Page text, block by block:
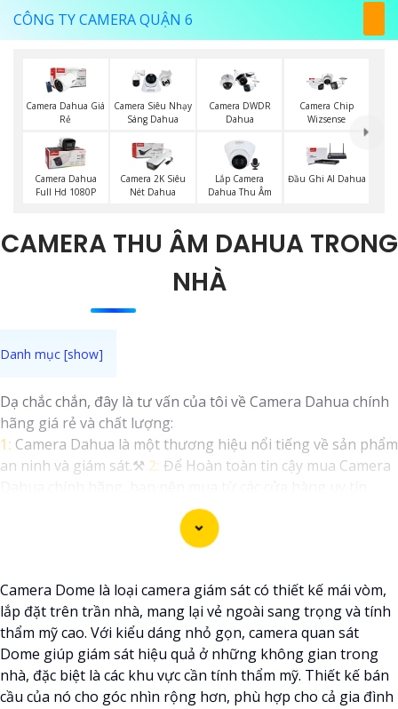
CÔNG TY CAMERA QUẬN 6
Camera Dahua Giá
Rẻ
Camera Siêu Nhạy
Sáng Dahua
Camera DWDR
Dahua
Camera Chip
Wizsense
Camera Dahua
Full Hd 1080P
Camera 2K Siêu
Nét Dahua
Lắp Camera
Dahua Thu Âm
Đầu Ghi AI Dahua
CAMERA THU ÂM DAHUA TRONG
NHÀ
Dạ chắc chắn, đây là tư vấn của tôi về Camera Dahua chính
hãng giá rẻ và chất lượng:
1: Camera Dahua là một thương hiệu nổi tiếng về sản phẩm
an ninh và giám sát.⚒ 2: Để Hoàn toàn tin cậy mua Camera
hoặc các đại lý chính thức của Dahua.☄️
Camera Dahua có thể thay đổi tùy vào model và chức năng
của camera. Bạn nên tìm hiểu kỹ trước khi đầu tư.🎖️
giải cao, tính năng thông minh và độ tin cậy.💖5:Nếu bạn
muốn tìm camera Dahua giá rẻ, bạn có thể tham khảo trên
các website thương mại điện tử hoặc tại các cửa hàng điện
tử.
Hy vọng rằng những thông tin trên sẽ giúp bạn chọn lựa
được Camera Dahua chính hãng, giá rẻ và chất lượng. Nếu
Camera Dome là loại camera giám sát có thiết kế mái vòm,
lắp đặt trên trần nhà, mang lại vẻ ngoài sang trọng và tính
thẩm mỹ cao. Với kiểu dáng nhỏ gọn, camera quan sát
Dome giúp giám sát hiệu quả ở những không gian trong
nhà, đặc biệt là các khu vực cần tính thẩm mỹ. Thiết kế bán
cầu của nó cho góc nhìn rộng hơn, phù hợp cho cả gia đình